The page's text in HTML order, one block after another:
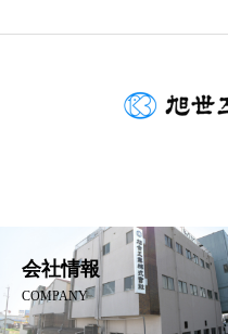
会社情報
COMPANY